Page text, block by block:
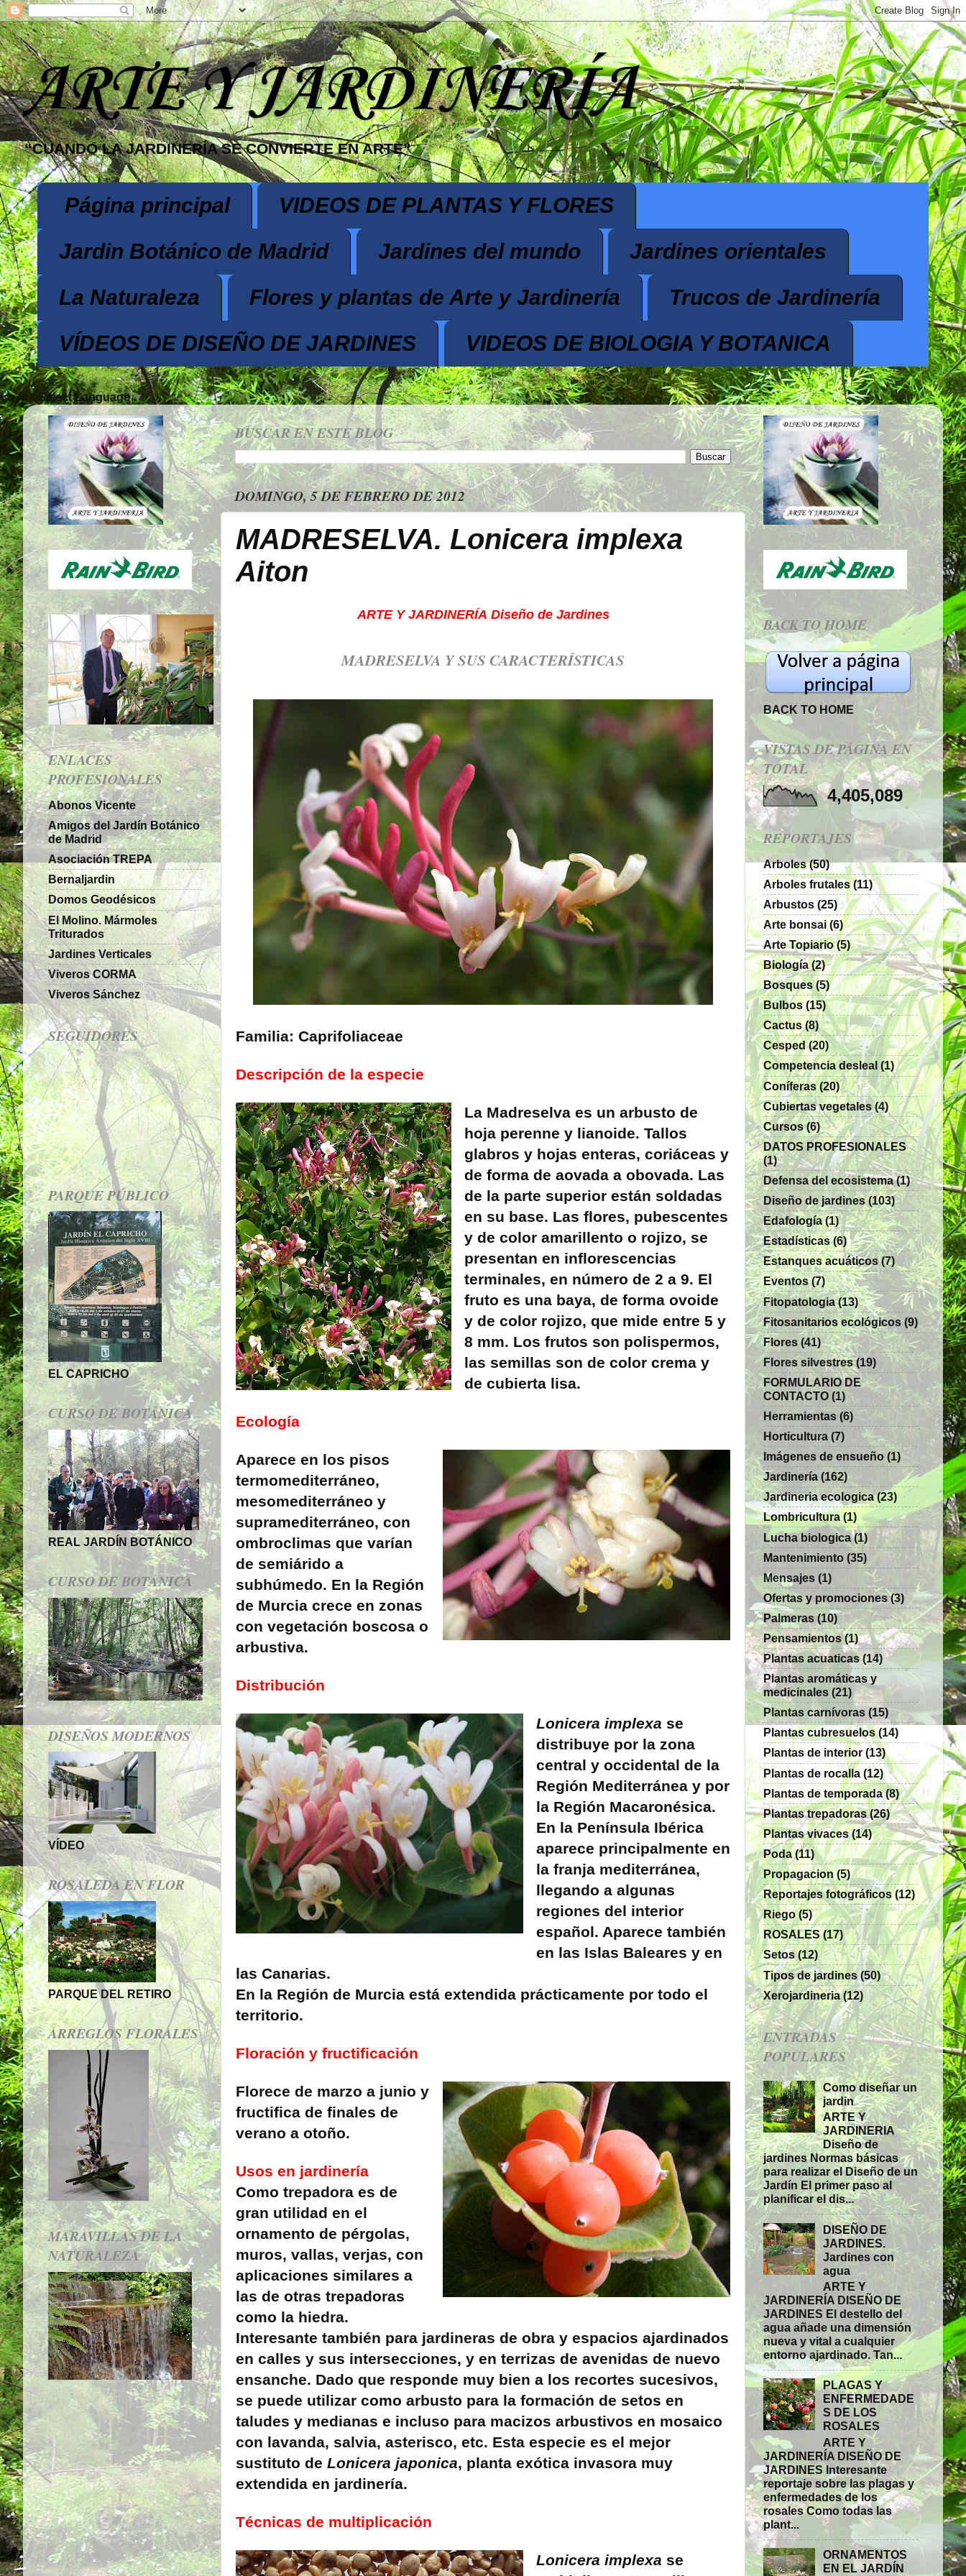
ARTE Y JARDINERÍA
“CUANDO LA JARDINERÍA SE CONVIERTE EN ARTE”
Página principal
VIDEOS DE PLANTAS Y FLORES
Jardin Botánico de Madrid
Jardines del mundo
Jardines orientales
La Naturaleza
Flores y plantas de Arte y Jardinería
Trucos de Jardinería
VÍDEOS DE DISEÑO DE JARDINES
VIDEOS DE BIOLOGIA Y BOTANICA
Select Language▼
BUSCAR EN ESTE BLOG
DOMINGO, 5 DE FEBRERO DE 2012
MADRESELVA. Lonicera implexa
Aiton
ARTE Y JARDINERÍA Diseño de Jardines
MADRESELVA Y SUS CARACTERÍSTICAS
Familia: Caprifoliaceae
Descripción de la especie
La Madreselva es un arbusto de
hoja perenne y lianoide. Tallos
glabros y hojas enteras, coriáceas y
de forma de aovada a obovada. Las
de la parte superior están soldadas
en su base. Las flores, pubescentes
y de color amarillento o rojizo, se
presentan en inflorescencias
terminales, en número de 2 a 9. El
fruto es una baya, de forma ovoide
y de color rojizo, que mide entre 5 y
8 mm. Los frutos son polispermos,
las semillas son de color crema y
de cubierta lisa.
Ecología
Aparece en los pisos
termomediterráneo,
mesomediterráneo y
supramediterráneo, con
ombroclimas que varían
de semiárido a
subhúmedo. En la Región
de Murcia crece en zonas
con vegetación boscosa o
arbustiva.
Distribución
Lonicera implexa se
distribuye por la zona
central y occidental de la
Región Mediterránea y por
la Región Macaronésica.
En la Península Ibérica
aparece principalmente en
la franja mediterránea,
llegando a algunas
regiones del interior
español. Aparece también
en las Islas Baleares y en
las Canarias.
En la Región de Murcia está extendida prácticamente por todo el
territorio.
Floración y fructificación
Florece de marzo a junio y
fructifica de finales de
verano a otoño.
Usos en jardinería
Como trepadora es de
gran utilidad en el
ornamento de pérgolas,
muros, vallas, verjas, con
aplicaciones similares a
las de otras trepadoras
como la hiedra.
Interesante también para jardineras de obra y espacios ajardinados
en calles y sus intersecciones, y en terrizas de avenidas de nuevo
ensanche. Dado que responde muy bien a los recortes sucesivos,
se puede utilizar como arbusto para la formación de setos en
taludes y medianas e incluso para macizos arbustivos en mosaico
con lavanda, salvia, asterisco, etc. Esta especie es el mejor
sustituto de Lonicera japonica, planta exótica invasora muy
extendida en jardinería.
Técnicas de multiplicación
Lonicera implexa se
ENLACES
PROFESIONALES
Abonos Vicente
Amigos del Jardín Botánico
de Madrid
Asociación TREPA
Bernaljardin
Domos Geodésicos
El Molino. Mármoles
Triturados
Jardines Verticales
Viveros CORMA
Viveros Sánchez
SEGUIDORES
PARQUE PÚBLICO
EL CAPRICHO
CURSO DE BOTÁNICA
REAL JARDÍN BOTÁNICO
CURSO DE BOTÁNICA
DISEÑOS MODERNOS
VÍDEO
ROSALEDA EN FLOR
PARQUE DEL RETIRO
ARREGLOS FLORALES
MARAVILLAS DE LA
NATURALEZA
BACK TO HOME
BACK TO HOME
VISTAS DE PÁGINA EN
TOTAL
4,405,089
REPORTAJES
Arboles (50)
Arboles frutales (11)
Arbustos (25)
Arte bonsai (6)
Arte Topiario (5)
Biología (2)
Bosques (5)
Bulbos (15)
Cactus (8)
Cesped (20)
Competencia desleal (1)
Coníferas (20)
Cubiertas vegetales (4)
Cursos (6)
DATOS PROFESIONALES
(1)
Defensa del ecosistema (1)
Diseño de jardines (103)
Edafología (1)
Estadísticas (6)
Estanques acuáticos (7)
Eventos (7)
Fitopatologia (13)
Fitosanitarios ecológicos (9)
Flores (41)
Flores silvestres (19)
FORMULARIO DE
CONTACTO (1)
Herramientas (6)
Horticultura (7)
Imágenes de ensueño (1)
Jardinería (162)
Jardineria ecologica (23)
Lombricultura (1)
Lucha biologica (1)
Mantenimiento (35)
Mensajes (1)
Ofertas y promociones (3)
Palmeras (10)
Pensamientos (1)
Plantas acuaticas (14)
Plantas aromáticas y
medicinales (21)
Plantas carnívoras (15)
Plantas cubresuelos (14)
Plantas de interior (13)
Plantas de rocalla (12)
Plantas de temporada (8)
Plantas trepadoras (26)
Plantas vivaces (14)
Poda (11)
Propagacion (5)
Reportajes fotográficos (12)
Riego (5)
ROSALES (17)
Setos (12)
Tipos de jardines (50)
Xerojardineria (12)
ENTRADAS
POPULARES
Como diseñar un
jardin
ARTE Y
JARDINERIA
Diseño de
jardines Normas básicas
para realizar el Diseño de un
Jardín El primer paso al
planificar el dis...
DISEÑO DE
JARDINES.
Jardines con
agua
ARTE Y
JARDINERÍA DISEÑO DE
JARDINES El destello del
agua añade una dimensión
nueva y vital a cualquier
entorno ajardinado. Tan...
PLAGAS Y
ENFERMEDADE
S DE LOS
ROSALES
ARTE Y
JARDINERÍA DISEÑO DE
JARDINES Interesante
reportaje sobre las plagas y
enfermedades de los
rosales Como todas las
plant...
ORNAMENTOS
EN EL JARDÍN